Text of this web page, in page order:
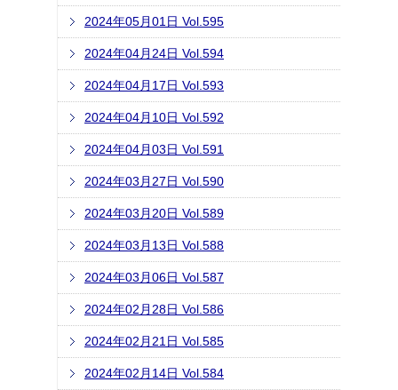
2024年05月01日 Vol.595
2024年04月24日 Vol.594
2024年04月17日 Vol.593
2024年04月10日 Vol.592
2024年04月03日 Vol.591
2024年03月27日 Vol.590
2024年03月20日 Vol.589
2024年03月13日 Vol.588
2024年03月06日 Vol.587
2024年02月28日 Vol.586
2024年02月21日 Vol.585
2024年02月14日 Vol.584